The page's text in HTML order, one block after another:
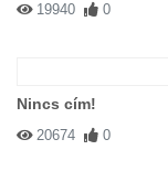
19940 0
Nincs cím!
20674 0